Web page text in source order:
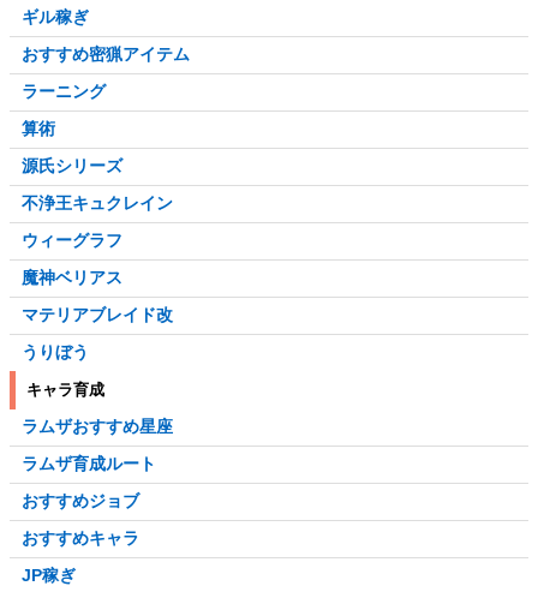
ギル稼ぎ
おすすめ密猟アイテム
ラーニング
算術
源氏シリーズ
不浄王キュクレイン
ウィーグラフ
魔神ベリアス
マテリアブレイド改
うりぼう
キャラ育成
ラムザおすすめ星座
ラムザ育成ルート
おすすめジョブ
おすすめキャラ
JP稼ぎ